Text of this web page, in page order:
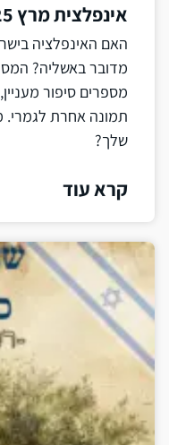
אינפלצית מרץ 2025 משתגעת
האם האינפלציה
מספרים סיפור
תמונה אחרת לגמרי.
שלך?
קרא עוד